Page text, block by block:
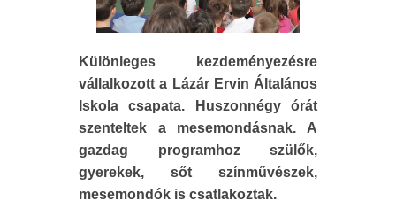
Különleges kezdeményezésre
vállalkozott a Lázár Ervin Általános
Iskola csapata. Huszonnégy órát
szenteltek a mesemondásnak. A
gazdag programhoz szülők,
gyerekek, sőt színművészek,
mesemondók is csatlakoztak.